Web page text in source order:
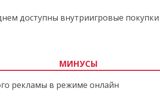
доступны внутриигровые покупки
МИНУСЫ
рекламы в режиме онлайн